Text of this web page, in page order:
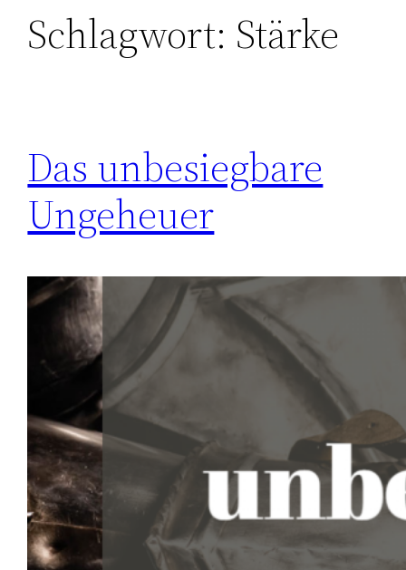
Schlagwort: Stärke
Das unbesiegbare
Ungeheuer